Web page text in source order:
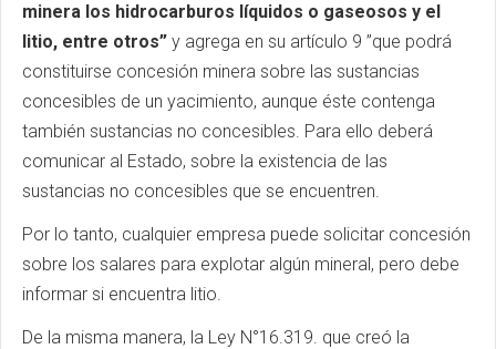
minera los hidrocarburos líquidos o gaseosos y el
litio, entre otros” y agrega en su artículo 9 ”que podrá
constituirse concesión minera sobre las sustancias
concesibles de un yacimiento, aunque éste contenga
también sustancias no concesibles. Para ello deberá
comunicar al Estado, sobre la existencia de las
sustancias no concesibles que se encuentren.
Por lo tanto, cualquier empresa puede solicitar concesión
sobre los salares para explotar algún mineral, pero debe
informar si encuentra litio.
De la misma manera, la Ley N°16.319. que creó la